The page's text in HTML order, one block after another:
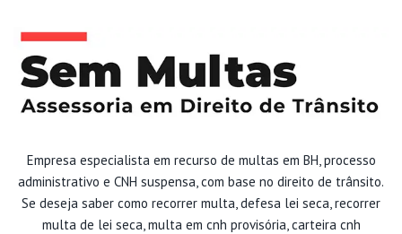
Empresa especialista em recurso de multas em BH, processo
administrativo e CNH suspensa, com base no direito de trânsito.
Se deseja saber como recorrer multa, defesa lei seca, recorrer
multa de lei seca, multa em cnh provisória, carteira cnh